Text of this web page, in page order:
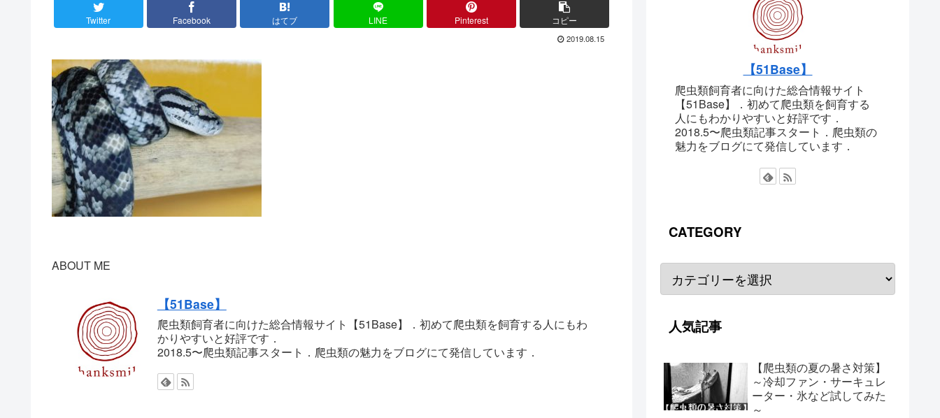
Twitter Facebook はてブ LINE Pinterest コピー
2019.08.15
ABOUT ME
【51Base】
爬虫類飼育者に向けた総合情報サイト【51Base】．初めて爬虫類を飼育する人にもわ
かりやすいと好評です．
2018.5〜爬虫類記事スタート．爬虫類の魅力をブログにて発信しています．
【51Base】
爬虫類飼育者に向けた総合情報サイト
【51Base】．初めて爬虫類を飼育する
人にもわかりやすいと好評です．
2018.5〜爬虫類記事スタート．爬虫類の
魅力をブログにて発信しています．
CATEGORY
人気記事
【爬虫類の夏の暑さ対策】
～冷却ファン・サーキュレ
ーター・氷など試してみた
～